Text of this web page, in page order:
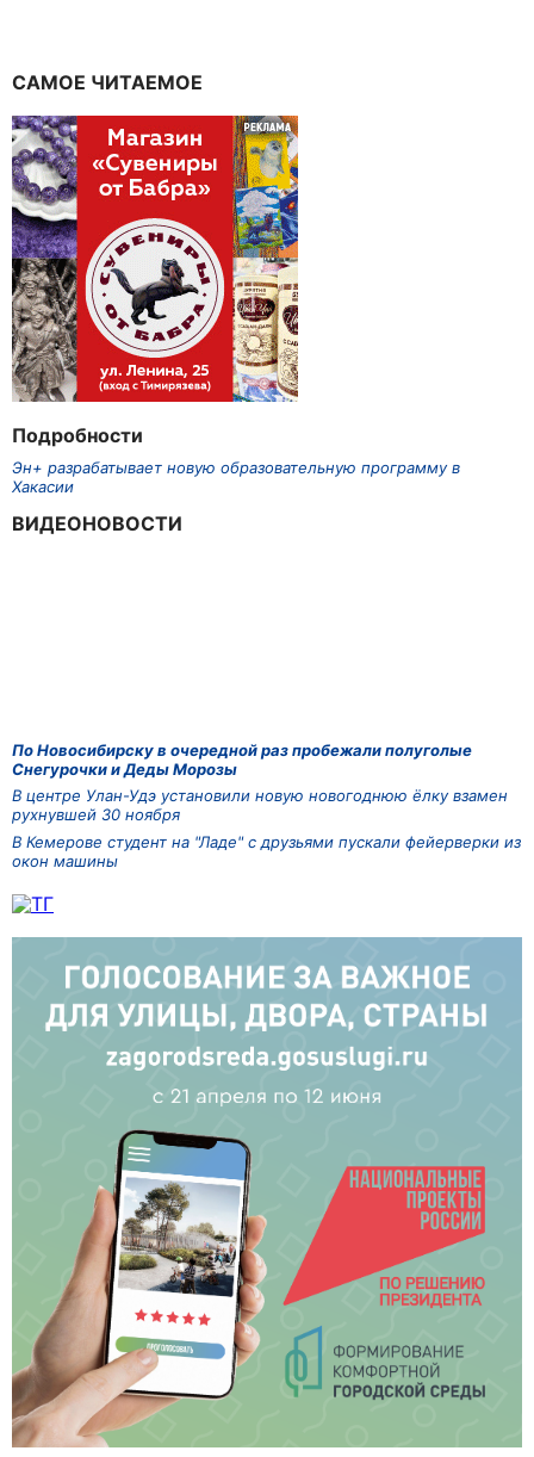
САМОЕ ЧИТАЕМОЕ
Подробности
Эн+ разрабатывает новую образовательную программу в
Хакасии
ВИДЕОНОВОСТИ
По Новосибирску в очередной раз пробежали полуголые
Снегурочки и Деды Морозы
В центре Улан-Удэ установили новую новогоднюю ёлку взамен
рухнувшей 30 ноября
В Кемерове студент на "Ладе" с друзьями пускали фейерверки из
окон машины